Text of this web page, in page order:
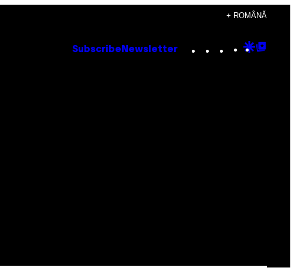
+ ROMÂNĂ
Subscribe Newsletter Instagram
TikTok
YouTube
Google